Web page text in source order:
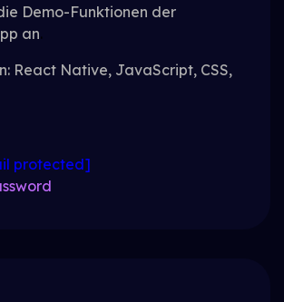
Demo-Funktionen der
an.
React Native, JavaScript, CSS,
protected]